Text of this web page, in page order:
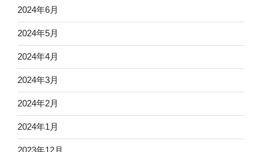
2024年6月
2024年5月
2024年4月
2024年3月
2024年2月
2024年1月